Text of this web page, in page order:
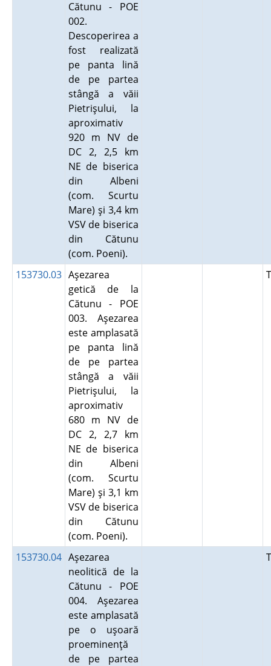
Cătunu - POE
002.
Descoperirea a
fost realizată
pe panta lină
de pe partea
stângă a văii
Pietrişului, la
aproximativ
920 m NV de
DC 2, 2,5 km
NE de biserica
din Albeni
(com. Scurtu
Mare) şi 3,4 km
VSV de biserica
din Cătunu
(com. Poeni).
153730.03 Aşezarea
getică de la
Cătunu - POE
003. Aşezarea
este amplasată
pe panta lină
de pe partea
stângă a văii
Pietrişului, la
aproximativ
680 m NV de
DC 2, 2,7 km
NE de biserica
din Albeni
(com. Scurtu
Mare) şi 3,1 km
VSV de biserica
din Cătunu
(com. Poeni).
153730.04 Aşezarea
neolitică de la
Cătunu - POE
004. Aşezarea
este amplasată
pe o uşoară
proeminenţă
de pe partea